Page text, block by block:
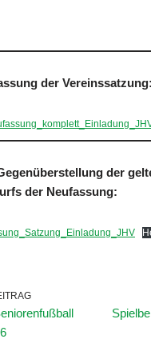
der Vereinssatzung:
der
der Neufassung: